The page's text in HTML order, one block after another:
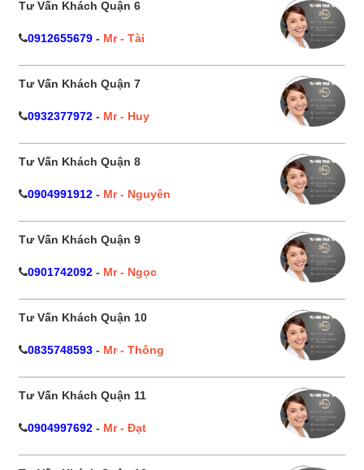
Tư Vấn Khách Quận 6
0912655679 - Mr - Tài
Tư Vấn Khách Quận 7
0932377972 - Mr - Huy
Tư Vấn Khách Quận 8
0904991912 - Mr - Nguyên
Tư Vấn Khách Quận 9
0901742092 - Mr - Ngọc
Tư Vấn Khách Quận 10
0835748593 - Mr - Thông
Tư Vấn Khách Quận 11
0904997692 - Mr - Đạt